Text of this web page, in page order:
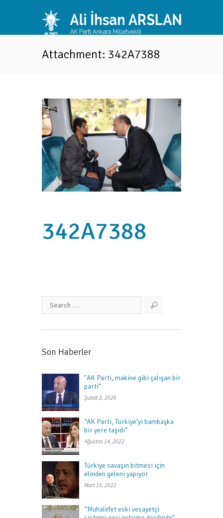
Attachment: 342A7388
342A7388
Son Haberler
"AK Parti, makine gibi çalışan bir
parti”
Şubat 2, 2026
“AK Parti, Türkiye’yi bambaşka
bir yere taşıdı”
Ağustos 14, 2022
Türkiye savaşın bitmesi için
elinden geleni yapıyor
Mart 10, 2022
“Muhalefet eski vesayetçi